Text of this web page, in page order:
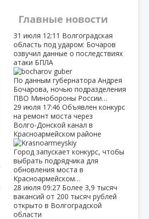
Главные новости
31 июля 12:11 Волгоградская
область под ударом: Бочаров
озвучил данные о последствиях
атаки БПЛА
По данным губернатора Андрея
Бочарова, ночью подразделения
ПВО Минобороны России…
29 июля 17:46 Объявлен конкурс
на ремонт моста через
Волго‑Донской канал в
Красноармейском районе
Город запускает конкурс, чтобы
выбрать подрядчика для
обновления моста в
Красноармейском…
28 июля 09:27 Более 3,9 тысяч
вакансий от 200 тысяч рублей
открыто в Волгоградской
области